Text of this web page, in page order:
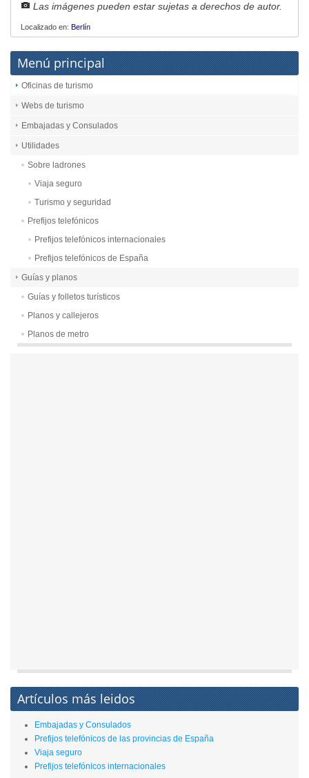
Las imágenes pueden estar sujetas a derechos de autor.
Localizado en: Berlín
Menú principal
Oficinas de turismo
Webs de turismo
Embajadas y Consulados
Utilidades
Sobre ladrones
Viaja seguro
Turismo y seguridad
Prefijos telefónicos
Prefijos telefónicos internacionales
Prefijos telefónicos de España
Guías y planos
Guías y folletos turísticos
Planos y callejeros
Planos de metro
Artículos más leidos
Embajadas y Consulados
Prefijos telefónicos de las provincias de España
Viaja seguro
Prefijos telefónicos internacionales